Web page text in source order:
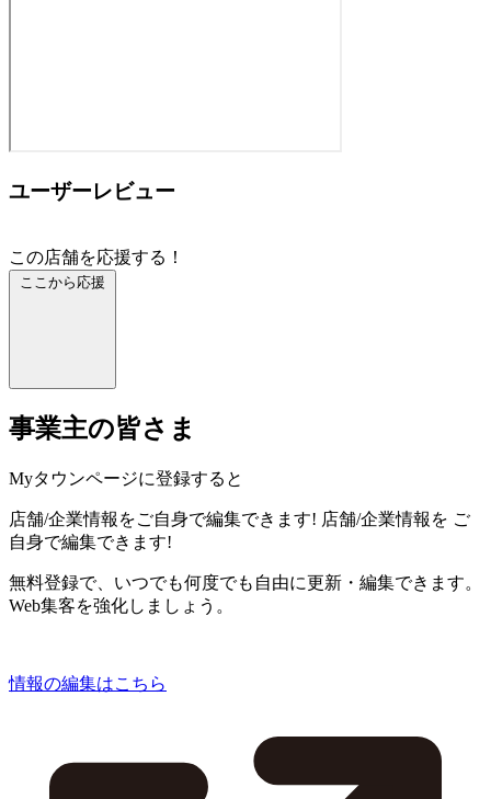
ユーザーレビュー
この店舗を応援する！
ここから応援
事業主の皆さま
Myタウンページに登録すると
店舗/企業情報をご自身で編集できます! 店舗/企業情報を ご
自身で編集できます!
無料登録で、いつでも何度でも自由に更新・編集できます。
Web集客を強化しましょう。
情報の編集はこちら